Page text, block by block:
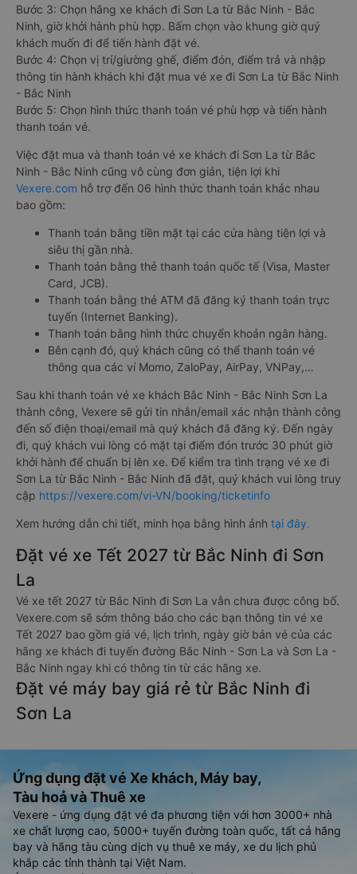
Bước 3: Chọn hãng xe khách đi Sơn La từ Bắc Ninh - Bắc
Ninh, giờ khởi hành phù hợp. Bấm chọn vào khung giờ quý
khách muốn đi để tiến hành đặt vé.
Bước 4: Chọn vị trí/giường ghế, điểm đón, điểm trả và nhập
thông tin hành khách khi đặt mua vé xe đi Sơn La từ Bắc Ninh
- Bắc Ninh
Bước 5: Chọn hình thức thanh toán vé phù hợp và tiến hành
thanh toán vé.
Việc đặt mua và thanh toán vé xe khách đi Sơn La từ Bắc
Ninh - Bắc Ninh cũng vô cùng đơn giản, tiện lợi khi
Vexere.com hỗ trợ đến 06 hình thức thanh toán khác nhau
bao gồm:
Thanh toán bằng tiền mặt tại các cửa hàng tiện lợi và
siêu thị gần nhà.
Thanh toán bằng thẻ thanh toán quốc tế (Visa, Master
Card, JCB).
Thanh toán bằng thẻ ATM đã đăng ký thanh toán trực
tuyến (Internet Banking).
Thanh toán bằng hình thức chuyển khoản ngân hàng.
Bên cạnh đó, quý khách cũng có thể thanh toán vé
thông qua các ví Momo, ZaloPay, AirPay, VNPay,…
Sau khi thanh toán vé xe khách Bắc Ninh - Bắc Ninh Sơn La
thành công, Vexere sẽ gửi tin nhắn/email xác nhận thành công
đến số điện thoại/email mà quý khách đã đăng ký. Đến ngày
đi, quý khách vui lòng có mặt tại điểm đón trước 30 phút giờ
khởi hành để chuẩn bị lên xe. Để kiểm tra tình trạng vé xe đi
Sơn La từ Bắc Ninh - Bắc Ninh đã đặt, quý khách vui lòng truy
cập https://vexere.com/vi-VN/booking/ticketinfo
Xem hướng dẫn chi tiết, minh họa bằng hình ảnh tại đây.
Đặt vé xe Tết 2027 từ Bắc Ninh đi Sơn
La
Vé xe tết 2027 từ Bắc Ninh đi Sơn La vẫn chưa được công bố.
Vexere.com sẽ sớm thông báo cho các bạn thông tin vé xe
Tết 2027 bao gồm giá vé, lịch trình, ngày giờ bán vé của các
hãng xe khách đi tuyến đường Bắc Ninh - Sơn La và Sơn La -
Bắc Ninh ngay khi có thông tin từ các hãng xe.
Đặt vé máy bay giá rẻ từ Bắc Ninh đi
Sơn La
Ứng dụng đặt vé Xe khách, Máy bay,
Tàu hoả và Thuê xe
Vexere - ứng dụng đặt vé đa phương tiện với hơn 3000+ nhà
xe chất lượng cao, 5000+ tuyến đường toàn quốc, tất cả hãng
bay và hãng tàu cùng dịch vụ thuê xe máy, xe du lịch phủ
khắp các tỉnh thành tại Việt Nam.